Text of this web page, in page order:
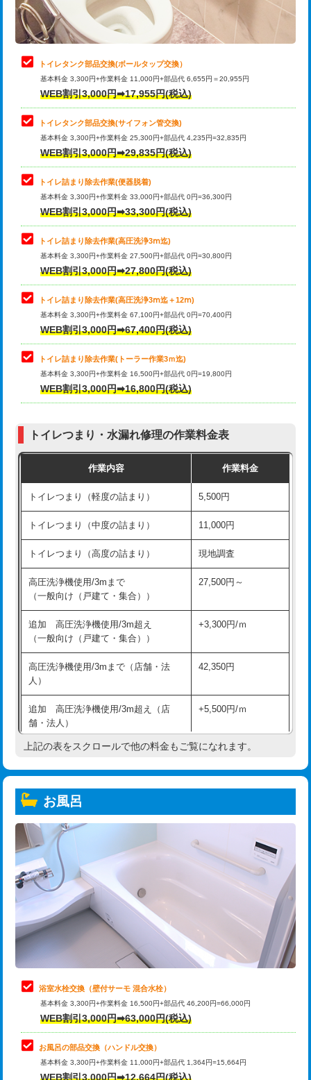
トイレタンク部品交換(ボールタップ交換）
基本料金 3,300円+作業料金 11,000円+部品代 6,655円＝20,955円
WEB割引3,000円➡17,955円(税込)
トイレタンク部品交換(サイフォン管交換)
基本料金 3,300円+作業料金 25,300円+部品代 4,235円=32,835円
WEB割引3,000円➡29,835円(税込)
トイレ詰まり除去作業(便器脱着)
基本料金 3,300円+作業料金 33,000円+部品代 0円=36,300円
WEB割引3,000円➡33,300円(税込)
トイレ詰まり除去作業(高圧洗浄3ⅿ迄)
基本料金 3,300円+作業料金 27,500円+部品代 0円=30,800円
WEB割引3,000円➡27,800円(税込)
トイレ詰まり除去作業(高圧洗浄3ⅿ迄＋12ⅿ)
基本料金 3,300円+作業料金 67,100円+部品代 0円=70,400円
WEB割引3,000円➡67,400円(税込)
トイレ詰まり除去作業(トーラー作業3ｍ迄)
基本料金 3,300円+作業料金 16,500円+部品代 0円=19,800円
WEB割引3,000円➡16,800円(税込)
トイレつまり・水漏れ修理の作業料金表
作業内容 作業料金
トイレつまり（軽度の詰まり） 5,500円
トイレつまり（中度の詰まり） 11,000円
トイレつまり（高度の詰まり） 現地調査
高圧洗浄機使用/3mまで
（一般向け（戸建て・集合））
27,500円～
追加 高圧洗浄機使用/3m超え
（一般向け（戸建て・集合））
+3,300円/ｍ
高圧洗浄機使用/3mまで（店舗・法
人）
42,350円
追加 高圧洗浄機使用/3m超え（店
舗・法人）
+5,500円/ｍ
高度高圧洗浄換 現地調査
トーラー機使用/3mまで
追加トーラー機使用/3m超え
カメラ調査 33,000円
桝清掃 8,800円
止水・漏水調査・防水処理・清掃・修
理・調整・分解・加工など（軽作業）
止水・漏水調査・防水処理・清掃・修
理・調整・分解・加工など（中作業）
22,000円
止水・漏水調査・防水処理・清掃・修
理・調整・分解・加工など（重作業）
33,000円
トイレタンク脱着
トイレ便器脱着
上記の表をスクロールで他の料金もご覧になれます。
お風呂
浴室水栓交換（壁付サーモ 混合水栓）
基本料金 3,300円+作業料金 16,500円+部品代 46,200円=66,000円
WEB割引3,000円➡63,000円(税込)
お風呂の部品交換（ハンドル交換）
基本料金 3,300円+作業料金 11,000円+部品代 1,364円=15,664円
WEB割引3,000円➡12,664円(税込)